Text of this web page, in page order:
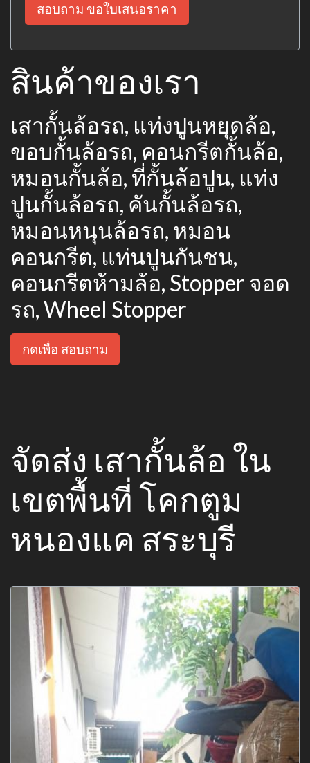
สอบถาม ขอใบเสนอราคา
สินค้าของเรา
เสากั้นล้อรถ, แท่งปูนหยุดล้อ,
ขอบกั้นล้อรถ, คอนกรีตกั้นล้อ,
หมอนกั้นล้อ, ที่กั้นล้อปูน, แท่ง
ปูนกั้นล้อรถ, คันกั้นล้อรถ,
หมอนหนุนล้อรถ, หมอน
คอนกรีต, แท่นปูนกันชน,
คอนกรีตห้ามล้อ, Stopper จอด
รถ, Wheel Stopper
กดเพื่อ สอบถาม
จัดส่ง เสากั้นล้อ ใน
เขตพื้นที่ โคกตูม
หนองแค สระบุรี